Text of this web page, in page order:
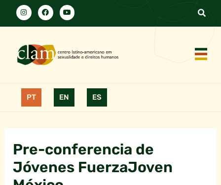
PT EN ES
Pre-conferencia de
Jóvenes FuerzaJoven